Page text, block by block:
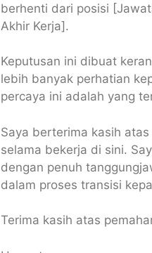
berhenti dari posisi
Akhir Kerja].
Keputusan ini dibuat
lebih banyak perhatian
percaya ini adalah yang
Saya berterima kasih
selama bekerja di sini.
dengan penuh
dalam proses transisi
Terima kasih atas